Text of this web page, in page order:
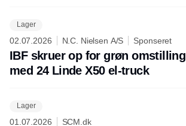
Lager
02.07.2026 N.C. Nielsen A/S Sponseret
IBF skruer op for grøn omstilling
med 24 Linde X50 el-truck
Lager
01.07.2026 SCM.dk